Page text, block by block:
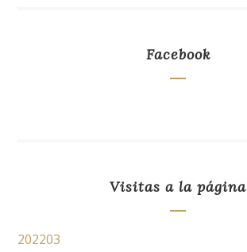
Facebook
Visitas a la página
202203